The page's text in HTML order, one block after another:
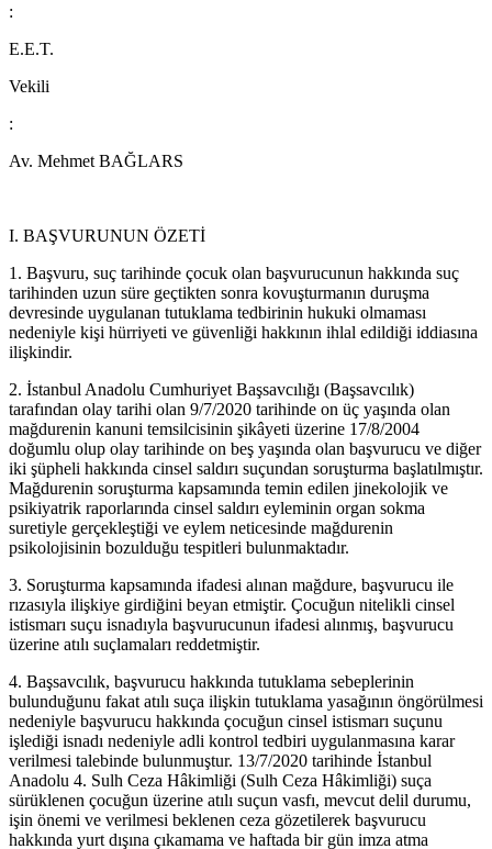
:
E.E.T.
Vekili
:
Av. Mehmet BAĞLARS
I. BAŞVURUNUN ÖZETİ
1. Başvuru, suç tarihinde çocuk olan başvurucunun hakkında suç
tarihinden uzun süre geçtikten sonra kovuşturmanın duruşma
devresinde uygulanan tutuklama tedbirinin hukuki olmaması
nedeniyle kişi hürriyeti ve güvenliği hakkının ihlal edildiği iddiasına
ilişkindir.
2. İstanbul Anadolu Cumhuriyet Başsavcılığı (Başsavcılık)
tarafından olay tarihi olan 9/7/2020 tarihinde on üç yaşında olan
mağdurenin kanuni temsilcisinin şikâyeti üzerine 17/8/2004
doğumlu olup olay tarihinde on beş yaşında olan başvurucu ve diğer
iki şüpheli hakkında cinsel saldırı suçundan soruşturma başlatılmıştır.
Mağdurenin soruşturma kapsamında temin edilen jinekolojik ve
psikiyatrik raporlarında cinsel saldırı eyleminin organ sokma
suretiyle gerçekleştiği ve eylem neticesinde mağdurenin
psikolojisinin bozulduğu tespitleri bulunmaktadır.
3. Soruşturma kapsamında ifadesi alınan mağdure, başvurucu ile
rızasıyla ilişkiye girdiğini beyan etmiştir. Çocuğun nitelikli cinsel
istismarı suçu isnadıyla başvurucunun ifadesi alınmış, başvurucu
üzerine atılı suçlamaları reddetmiştir.
4. Başsavcılık, başvurucu hakkında tutuklama sebeplerinin
bulunduğunu fakat atılı suça ilişkin tutuklama yasağının öngörülmesi
nedeniyle başvurucu hakkında çocuğun cinsel istismarı suçunu
işlediği isnadı nedeniyle adli kontrol tedbiri uygulanmasına karar
verilmesi talebinde bulunmuştur. 13/7/2020 tarihinde İstanbul
Anadolu 4. Sulh Ceza Hâkimliği (Sulh Ceza Hâkimliği) suça
sürüklenen çocuğun üzerine atılı suçun vasfı, mevcut delil durumu,
işin önemi ve verilmesi beklenen ceza gözetilerek başvurucu
hakkında yurt dışına çıkamama ve haftada bir gün imza atma